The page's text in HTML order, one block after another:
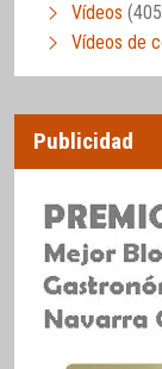
Vídeos
Vídeos de
Publicidad